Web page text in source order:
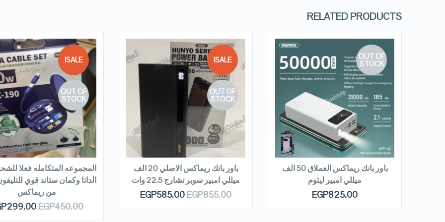
RELATED PRODUCTS
OUT OF
STOCK
QUICK LOOK
VIEW DETAILS
READ MORE
باور بانك ريماكس العملاق 50 الف
ميللي امبير ليثوم
EGP825.00
SALE!
OUT OF
STOCK
QUICK LOOK
VIEW DETAILS
READ MORE
باور بانك ريماكس الاصلي 20 الف
ميللي امبير سوبر تشارج 22.5 وات
EGP855.00
EGP585.00
SALE!
OUT OF
STOCK
QUICK LOOK
VIEW DETAILS
MORE
المجموعه المتكامله فعلا
الداتا وكمان ستاند قوي
من ريماكس
EGP450.00
299.00